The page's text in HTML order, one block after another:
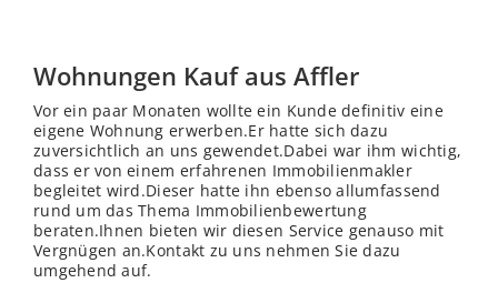
Wohnungen Kauf aus Affler
Vor ein paar Monaten wollte ein Kunde definitiv eine
eigene Wohnung erwerben.Er hatte sich dazu
zuversichtlich an uns gewendet.Dabei war ihm wichtig,
dass er von einem erfahrenen Immobilienmakler
begleitet wird.Dieser hatte ihn ebenso allumfassend
rund um das Thema Immobilienbewertung
beraten.Ihnen bieten wir diesen Service genauso mit
Vergnügen an.Kontakt zu uns nehmen Sie dazu
umgehend auf.